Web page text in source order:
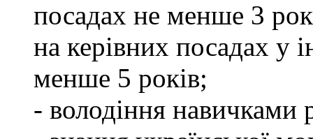
посадах не менше 3
на керівних посадах у
менше 5 років;
- володіння навичками